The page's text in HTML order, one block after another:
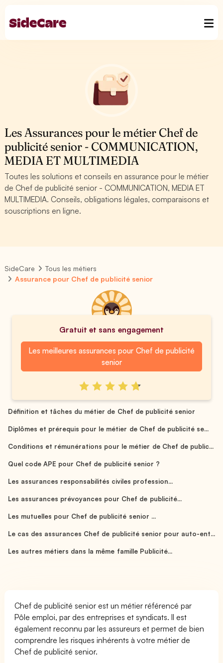
Les Assurances pour le métier Chef de
publicité senior - COMMUNICATION,
MEDIA ET MULTIMEDIA
Toutes les solutions et conseils en assurance pour le métier
de Chef de publicité senior - COMMUNICATION, MEDIA ET
MULTIMEDIA. Conseils, obligations légales, comparaisons et
souscriptions en ligne.
SideCare
Tous les métiers
Assurance pour Chef de publicité senior
Gratuit et sans engagement
Les meilleures assurances pour Chef de publicité
senior
Définition et tâches du métier de Chef de publicité senior
Diplômes et prérequis pour le métier de Chef de publicité se...
Conditions et rémunérations pour le métier de Chef de public...
Quel code APE pour Chef de publicité senior ?
Les assurances responsabilités civiles profession...
Les assurances prévoyances pour Chef de publicité...
Les mutuelles pour Chef de publicité senior ...
Le cas des assurances Chef de publicité senior pour auto-ent...
Les autres métiers dans la même famille Publicité...
Chef de publicité senior est un métier référencé par
Pôle emploi, par des entreprises et syndicats. Il est
également reconnu par les assureurs et permet de bien
comprendre les risques inhérents à votre métier de
Chef de publicité senior.